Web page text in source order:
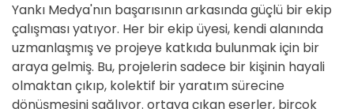
Yankı Medya'nın başarısının arkasında güçlü bir ekip
çalışması yatıyor. Her bir ekip üyesi, kendi alanında
uzmanlaşmış ve projeye katkıda bulunmak için bir
araya gelmiş. Bu, projelerin sadece bir kişinin hayali
olmaktan çıkıp, kolektif bir yaratım sürecine
dönüşmesini sağlıyor. ortaya çıkan eserler, birçok